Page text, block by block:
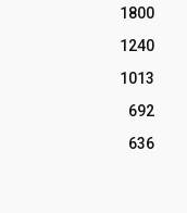
1800
1240
1013
692
636